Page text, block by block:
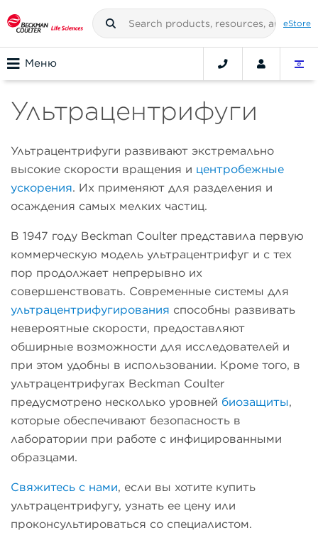
eStore
Меню
Ультрацентрифуги
Ультрацентрифуги развивают экстремально
высокие скорости вращения и центробежные
ускорения. Их применяют для разделения и
осаждения самых мелких частиц.
В 1947 году Beckman Coulter представила первую
коммерческую модель ультрацентрифуг и с тех
пор продолжает непрерывно их
совершенствовать. Современные системы для
ультрацентрифугирования способны развивать
невероятные скорости, предоставляют
обширные возможности для исследователей и
при этом удобны в использовании. Кроме того, в
ультрацентрифугах Beckman Coulter
предусмотрено несколько уровней биозащиты,
которые обеспечивают безопасность в
лаборатории при работе с инфицированными
образцами.
Свяжитесь с нами, если вы хотите купить
ультрацентрифугу, узнать ее цену или
проконсультироваться со специалистом.